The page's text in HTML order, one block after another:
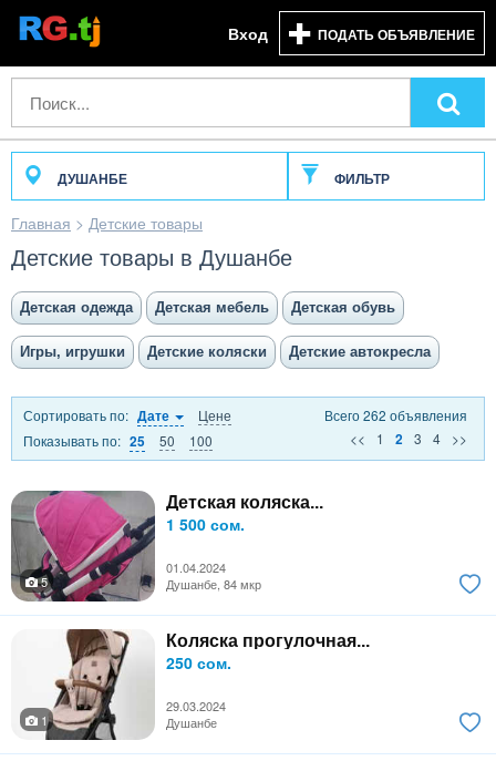
Вход ПОДАТЬ ОБЪЯВЛЕНИЕ
ДУШАНБЕ ФИЛЬТР
Главная > Детские товары
Детские товары в Душанбе
Детская одежда Детская мебель Детская обувь
Игры, игрушки Детские коляски Детские автокресла
Сортировать по: Дате
Цене
Показывать по: 25 50 100
Всего 262 объявления
<<
1 2 3 4 >>
Детская коляска...
1 500 сом.
01.04.2024
5
Душанбе, 84 мкр
Коляска прогулочная...
250 сом.
29.03.2024
1
Душанбе